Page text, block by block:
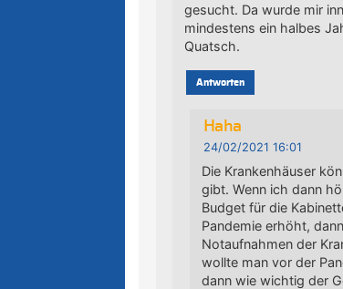
gesucht. Da wurde mir
mindestens ein halbes
Quatsch.
Antworten
Haha
24/02/2021 16:01
Die Krankenhäuser
gibt. Wenn ich dann
Budget für die
Pandemie erhöht,
Notaufnahmen der
wollte man vor der
dann wie wichtig der